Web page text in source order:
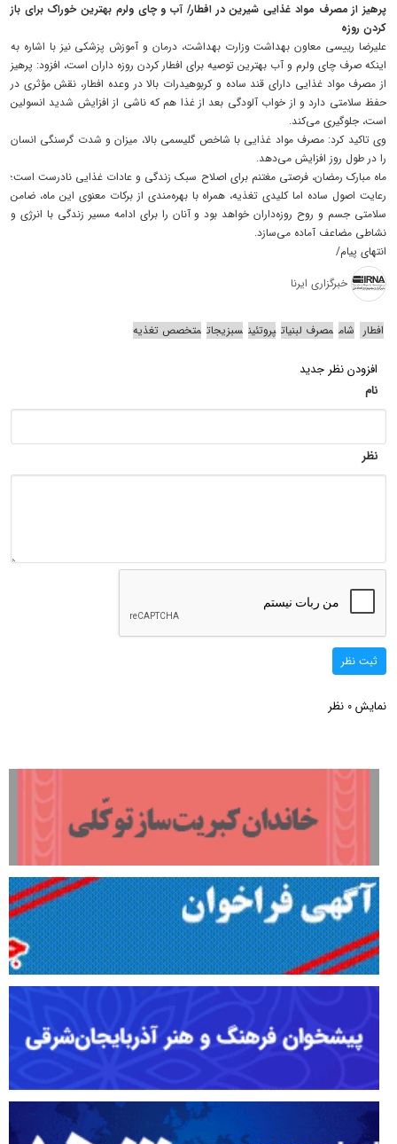
پرهیز از مصرف مواد غذایی شیرین در افطار/ آب و چای ولرم بهترین خوراک برای باز
کردن روزه
علیرضا رییسی معاون بهداشت وزارت بهداشت، درمان و آموزش پزشکی نیز با اشاره به
اینکه صرف چای ولرم و آب بهترین توصیه برای افطار کردن روزه داران است، افزود: پرهیز
از مصرف مواد غذایی دارای قند ساده و کربوهیدرات بالا در وعده افطار، نقش مؤثری در
حفظ سلامتی دارد و از خواب‌ آلودگی بعد از غذا هم که ناشی از افزایش شدید انسولین
است، جلوگیری می‌کند.
وی تاکید کرد: مصرف مواد غذایی با شاخص گلیسمی بالا، میزان و شدت گرسنگی انسان
را در طول روز افزایش می‌دهد.
ماه مبارک رمضان، فرصتی مغتنم برای اصلاح سبک زندگی و عادات غذایی نادرست است؛
رعایت اصول ساده اما کلیدی تغذیه، همراه با بهره‌مندی از برکات معنوی این ماه، ضامن
سلامتی جسم و روح روزه‌داران خواهد بود و آنان را برای ادامه مسیر زندگی با انرژی و
نشاطی مضاعف آماده می‌سازد.
انتهای پیام/
خبرگزاری ایرنا
افطار شام مصرف لبنیات پروتئین سبزیجات متخصص تغذیه
افزودن نظر جدید
نام
نظر
ثبت نظر
نمایش 0 نظر